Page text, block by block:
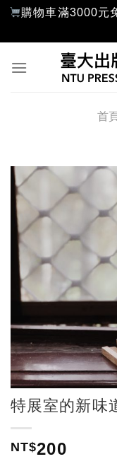
購物車滿3000元
首
特展室的新味
NT$200